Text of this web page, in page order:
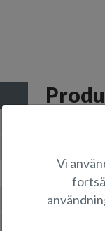
Kajutans
Vi